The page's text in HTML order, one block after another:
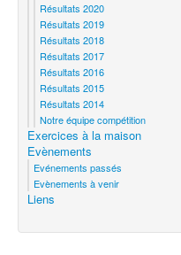
Résultats 2020
Résultats 2019
Résultats 2018
Résultats 2017
Résultats 2016
Résultats 2015
Résultats 2014
Notre équipe compétition
Exercices à la maison
Evènements
Evénements passés
Evènements à venir
Liens